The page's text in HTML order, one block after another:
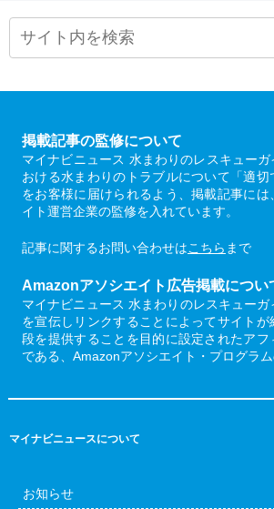
掲載記事の監修について
マイナビニュース 水まわりのレスキュー
おける水まわりのトラブルについて「適切
をお客様に届けられるよう、掲載記事に
イト運営企業の監修を入れています。
記事に関するお問い合わせはこちら まで
Amazonアソシエイト広告掲載につい
マイナビニュース 水まわりのレスキュー
を宣伝しリンクすることによってサイト
段を提供することを目的に設定されたア
である、Amazonアソシエイト・プログラム
マイナビニュースについて
お知らせ